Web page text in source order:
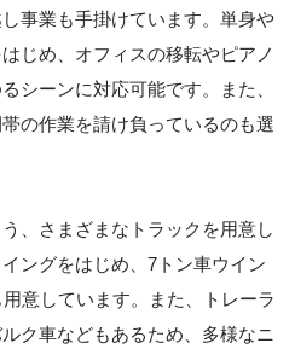
事業も手掛けています。単身や
じめ、オフィスの移転やピアノ
シーンに対応可能です。また、
の作業を請け負っているのも選
、さまざまなトラックを用意し
ングをはじめ、7トン車ウイン
意しています。また、トレーラ
ク車などもあるため、多様なニ